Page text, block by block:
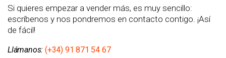
Si quieres empezar a vender más, es muy sencillo:
escríbenos y nos pondremos en contacto contigo. ¡Así
de fácil!
Llámanos: (+34) 91 871 54 67